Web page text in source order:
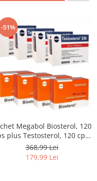
-51%
Megabol Biosterol, 120
plus Testosterol, 120 cps,
stimulare testosteron si
de crestere, inhibare
estrogen
368,99 Lei
179,99 Lei